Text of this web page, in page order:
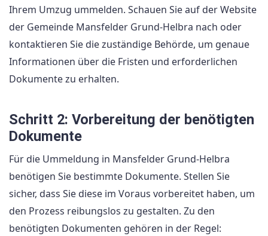
Ihrem Umzug ummelden. Schauen Sie auf der Website
der Gemeinde Mansfelder Grund-Helbra nach oder
kontaktieren Sie die zuständige Behörde, um genaue
Informationen über die Fristen und erforderlichen
Dokumente zu erhalten.
Schritt 2: Vorbereitung der benötigten
Dokumente
Für die Ummeldung in Mansfelder Grund-Helbra
benötigen Sie bestimmte Dokumente. Stellen Sie
sicher, dass Sie diese im Voraus vorbereitet haben, um
den Prozess reibungslos zu gestalten. Zu den
benötigten Dokumenten gehören in der Regel: